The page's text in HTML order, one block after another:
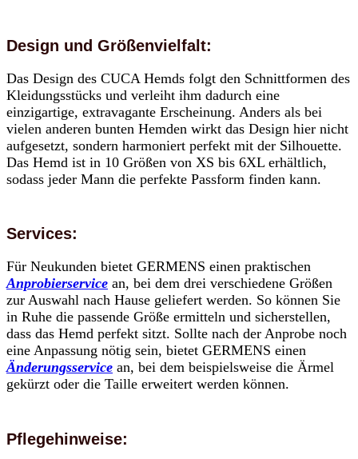
Design und Größenvielfalt:
Das Design des CUCA Hemds folgt den Schnittformen des
Kleidungsstücks und verleiht ihm dadurch eine
einzigartige, extravagante Erscheinung. Anders als bei
vielen anderen bunten Hemden wirkt das Design hier nicht
aufgesetzt, sondern harmoniert perfekt mit der Silhouette.
Das Hemd ist in 10 Größen von XS bis 6XL erhältlich,
sodass jeder Mann die perfekte Passform finden kann.
Services:
Für Neukunden bietet GERMENS einen praktischen
Anprobierservice an, bei dem drei verschiedene Größen
zur Auswahl nach Hause geliefert werden. So können Sie
in Ruhe die passende Größe ermitteln und sicherstellen,
dass das Hemd perfekt sitzt. Sollte nach der Anprobe noch
eine Anpassung nötig sein, bietet GERMENS einen
Änderungsservice an, bei dem beispielsweise die Ärmel
gekürzt oder die Taille erweitert werden können.
Pflegehinweise: